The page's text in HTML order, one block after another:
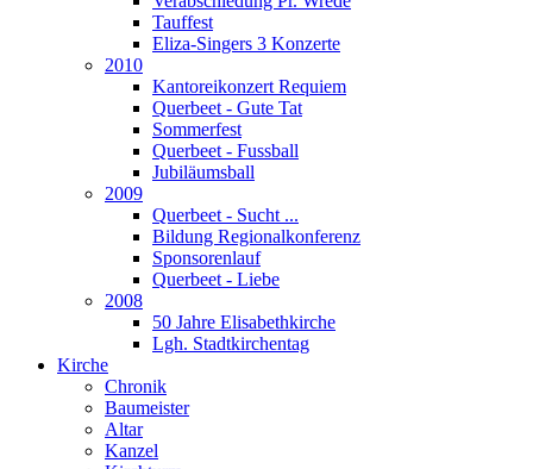
Tauffest
Eliza-Singers 3 Konzerte
2010
Kantoreikonzert Requiem
Querbeet - Gute Tat
Sommerfest
Querbeet - Fussball
Jubiläumsball
2009
Querbeet - Sucht ...
Bildung Regionalkonferenz
Sponsorenlauf
Querbeet - Liebe
2008
50 Jahre Elisabethkirche
Lgh. Stadtkirchentag
Kirche
Chronik
Baumeister
Altar
Kanzel